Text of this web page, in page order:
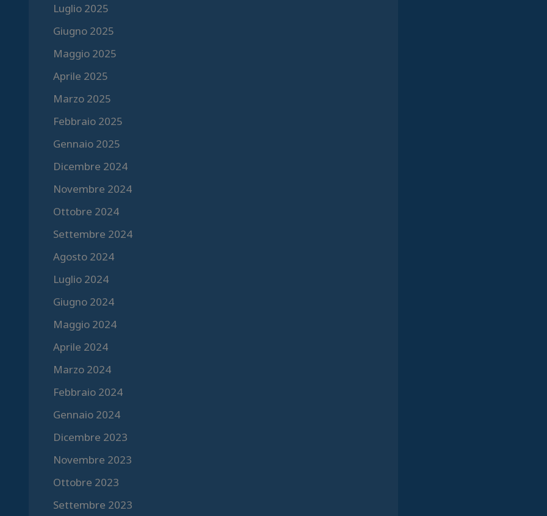
Luglio 2025
Giugno 2025
Maggio 2025
Aprile 2025
Marzo 2025
Febbraio 2025
Gennaio 2025
Dicembre 2024
Novembre 2024
Ottobre 2024
Settembre 2024
Agosto 2024
Luglio 2024
Giugno 2024
Maggio 2024
Aprile 2024
Marzo 2024
Febbraio 2024
Gennaio 2024
Dicembre 2023
Novembre 2023
Ottobre 2023
Settembre 2023